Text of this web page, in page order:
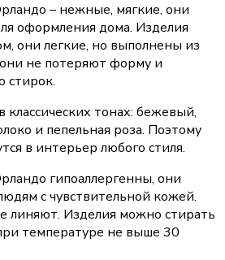
– нежные, мягкие, они
оформления дома. Изделия
они легкие, но выполнены из
не потеряют форму и
стирок.
тонах: бежевый,
и пепельная роза. Поэтому
в интерьер любого стиля.
гипоаллергенны, они
с чувствительной кожей.
линяют. Изделия можно стирать
температуре не выше 30